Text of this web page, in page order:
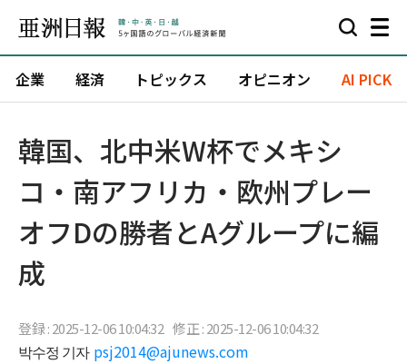
企業 経済 トピックス オピニオン AI PICK
韓国、北中米W杯でメキシ
コ・南アフリカ・欧州プレー
オフDの勝者とAグループに編
成
登録 : 2025-12-06 10:04:32 修正 : 2025-12-06 10:04:32
박수정 기자 psj2014@ajunews.com